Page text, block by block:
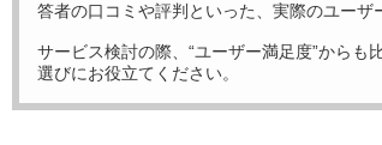
答者の口コミや評判といった、実際のユーザ
サービス検討の際、“ユーザー満足度”からも
選びにお役立てください。